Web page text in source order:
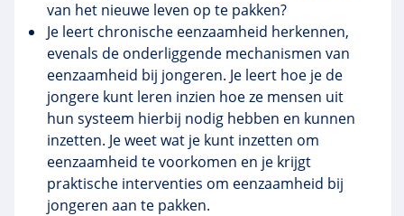
van het nieuwe leven op te pakken?
Je leert chronische eenzaamheid herkennen,
evenals de onderliggende mechanismen van
eenzaamheid bij jongeren. Je leert hoe je de
jongere kunt leren inzien hoe ze mensen uit
hun systeem hierbij nodig hebben en kunnen
inzetten. Je weet wat je kunt inzetten om
eenzaamheid te voorkomen en je krijgt
praktische interventies om eenzaamheid bij
jongeren aan te pakken.